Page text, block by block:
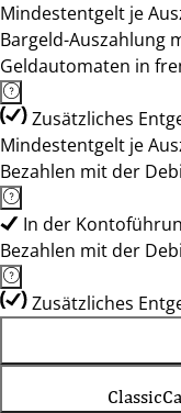
Mindestentgelt je
Bargeld-Auszahlung
Geldautomaten in
Zusätzliches
Mindestentgelt je
Bezahlen mit der
In der
Bezahlen mit der
Zusätzliches